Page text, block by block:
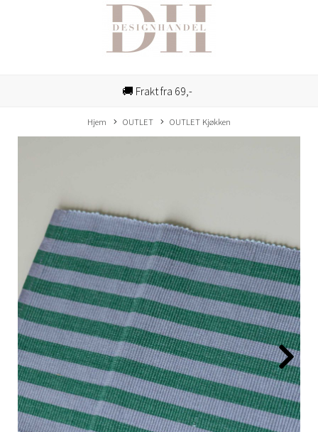
🚚 Frakt fra 69,-
Hjem OUTLET OUTLET Kjøkken